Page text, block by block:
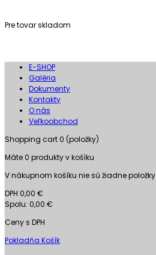
Pre tovar skladom
E-SHOP
Galéria
Dokumenty
Kontakty
O nás
Veľkoobchod
Shopping cart0 (položky)
Máte0 produkty v košíku
V nákupnom košíku nie sú žiadne položky
DPH 0,00 €
Spolu: 0,00 €
Ceny s DPH
Pokladňa Košík